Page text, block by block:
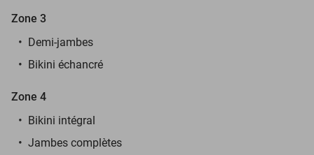
Zone 3
Demi-jambes
Bikini échancré
Zone 4
Bikini intégral
Jambes complètes